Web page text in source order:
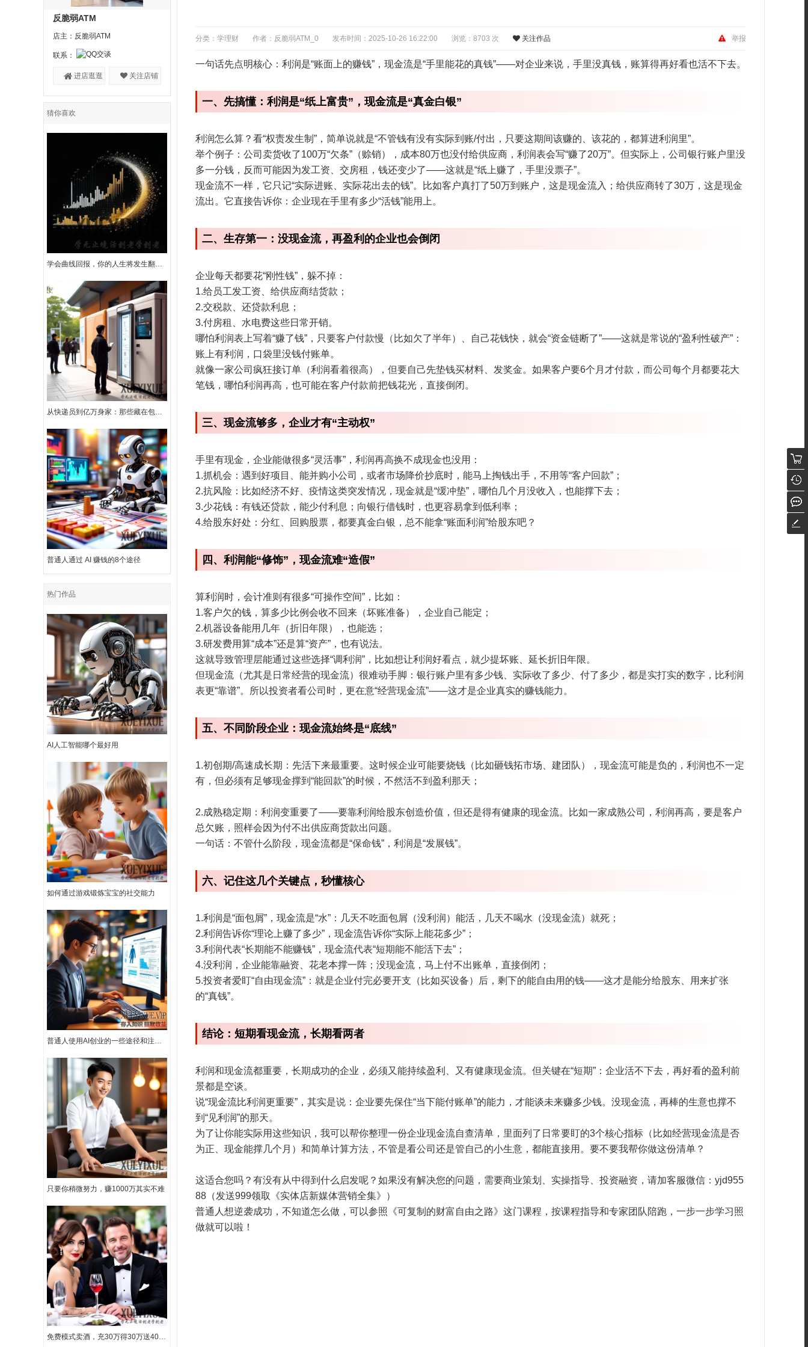
反脆弱ATM
店主：反脆弱ATM
联系：
进店逛逛 关注店铺
猜你喜欢
学会曲线回报，你的人生将发生翻天覆地的变化
从快递员到亿万身家：那些藏在包裹里的创富密码
普通人通过 AI 赚钱的8个途径
热门作品
AI人工智能哪个最好用
如何通过游戏锻炼宝宝的社交能力
普通人使用AI创业的一些途径和注意事项
只要你稍微努力，赚1000万其实不难
免费模式卖酒，充30万得30万送40万路虎汽气车一辆，1年还包赚50万
分类：学理财 作者：反脆弱ATM_0 发布时间：2025-10-26 16:22:00 浏览：8703 次 关注作品 举报
一句话先点明核心：利润是“账面上的赚钱”，现金流是“手里能花的真钱”——对企业来说，手里没真钱，账算得再好看也活不下去。
一、先搞懂：利润是“纸上富贵”，现金流是“真金白银”
利润怎么算？看“权责发生制”，简单说就是“不管钱有没有实际到账/付出，只要这期间该赚的、该花的，都算进利润里”。
举个例子：公司卖货收了100万“欠条”（赊销），成本80万也没付给供应商，利润表会写“赚了20万”。但实际上，公司银行账户里没
多一分钱，反而可能因为发工资、交房租，钱还变少了——这就是“纸上赚了，手里没票子”。
现金流不一样，它只记“实际进账、实际花出去的钱”。比如客户真打了50万到账户，这是现金流入；给供应商转了30万，这是现金
流出。它直接告诉你：企业现在手里有多少“活钱”能用上。
二、生存第一：没现金流，再盈利的企业也会倒闭
企业每天都要花“刚性钱”，躲不掉：
1.给员工发工资、给供应商结货款；
2.交税款、还贷款利息；
3.付房租、水电费这些日常开销。
哪怕利润表上写着“赚了钱”，只要客户付款慢（比如欠了半年）、自己花钱快，就会“资金链断了”——这就是常说的“盈利性破产”：
账上有利润，口袋里没钱付账单。
就像一家公司疯狂接订单（利润看着很高），但要自己先垫钱买材料、发奖金。如果客户要6个月才付款，而公司每个月都要花大
笔钱，哪怕利润再高，也可能在客户付款前把钱花光，直接倒闭。
三、现金流够多，企业才有“主动权”
手里有现金，企业能做很多“灵活事”，利润再高换不成现金也没用：
1.抓机会：遇到好项目、能并购小公司，或者市场降价抄底时，能马上掏钱出手，不用等“客户回款”；
2.抗风险：比如经济不好、疫情这类突发情况，现金就是“缓冲垫”，哪怕几个月没收入，也能撑下去；
3.少花钱：有钱还贷款，能少付利息；向银行借钱时，也更容易拿到低利率；
4.给股东好处：分红、回购股票，都要真金白银，总不能拿“账面利润”给股东吧？
四、利润能“修饰”，现金流难“造假”
算利润时，会计准则有很多“可操作空间”，比如：
1.客户欠的钱，算多少比例会收不回来（坏账准备），企业自己能定；
2.机器设备能用几年（折旧年限），也能选；
3.研发费用算“成本”还是算“资产”，也有说法。
这就导致管理层能通过这些选择“调利润”，比如想让利润好看点，就少提坏账、延长折旧年限。
但现金流（尤其是日常经营的现金流）很难动手脚：银行账户里有多少钱、实际收了多少、付了多少，都是实打实的数字，比利润
表更“靠谱”。所以投资者看公司时，更在意“经营现金流”——这才是企业真实的赚钱能力。
五、不同阶段企业：现金流始终是“底线”
1.初创期/高速成长期：先活下来最重要。这时候企业可能要烧钱（比如砸钱拓市场、建团队），现金流可能是负的，利润也不一定
有，但必须有足够现金撑到“能回款”的时候，不然活不到盈利那天；
2.成熟稳定期：利润变重要了——要靠利润给股东创造价值，但还是得有健康的现金流。比如一家成熟公司，利润再高，要是客户
总欠账，照样会因为付不出供应商货款出问题。
一句话：不管什么阶段，现金流都是“保命钱”，利润是“发展钱”。
六、记住这几个关键点，秒懂核心
1.利润是“面包屑”，现金流是“水”：几天不吃面包屑（没利润）能活，几天不喝水（没现金流）就死；
2.利润告诉你“理论上赚了多少”，现金流告诉你“实际上能花多少”；
3.利润代表“长期能不能赚钱”，现金流代表“短期能不能活下去”；
4.没利润，企业能靠融资、花老本撑一阵；没现金流，马上付不出账单，直接倒闭；
5.投资者爱盯“自由现金流”：就是企业付完必要开支（比如买设备）后，剩下的能自由用的钱——这才是能分给股东、用来扩张
的“真钱”。
结论：短期看现金流，长期看两者
利润和现金流都重要，长期成功的企业，必须又能持续盈利、又有健康现金流。但关键在“短期”：企业活不下去，再好看的盈利前
景都是空谈。
说“现金流比利润更重要”，其实是说：企业要先保住“当下能付账单”的能力，才能谈未来赚多少钱。没现金流，再棒的生意也撑不
到“见利润”的那天。
为了让你能实际用这些知识，我可以帮你整理一份企业现金流自查清单，里面列了日常要盯的3个核心指标（比如经营现金流是否
为正、现金能撑几个月）和简单计算方法，不管是看公司还是管自己的小生意，都能直接用。要不要我帮你做这份清单？
这适合您吗？有没有从中得到什么启发呢？如果没有解决您的问题，需要商业策划、实操指导、投资融资，请加客服微信：yjd955
88（发送999领取《实体店新媒体营销全集》）
普通人想逆袭成功，不知道怎么做，可以参照《可复制的财富自由之路》这门课程，按课程指导和专家团队陪跑，一步一步学习照
做就可以啦！